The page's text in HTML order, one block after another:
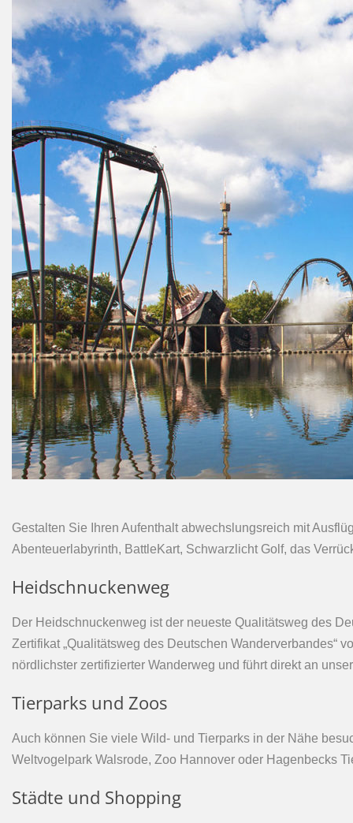
Gestalten Sie Ihren Aufenthalt abwechslungsreich mit
Abenteuerlabyrinth, BattleKart, Schwarzlicht Golf, das
Heidschnuckenweg
Der Heidschnuckenweg ist der neueste Qualitätsweg des
Zertifikat „Qualitätsweg des Deutschen Wanderverbandes“
nördlichster zertifizierter Wanderweg und führt direkt an
Tierparks und Zoos
Auch können Sie viele Wild- und Tierparks in der Nähe
Weltvogelpark Walsrode, Zoo Hannover oder Hagenbecks
Städte und Shopping